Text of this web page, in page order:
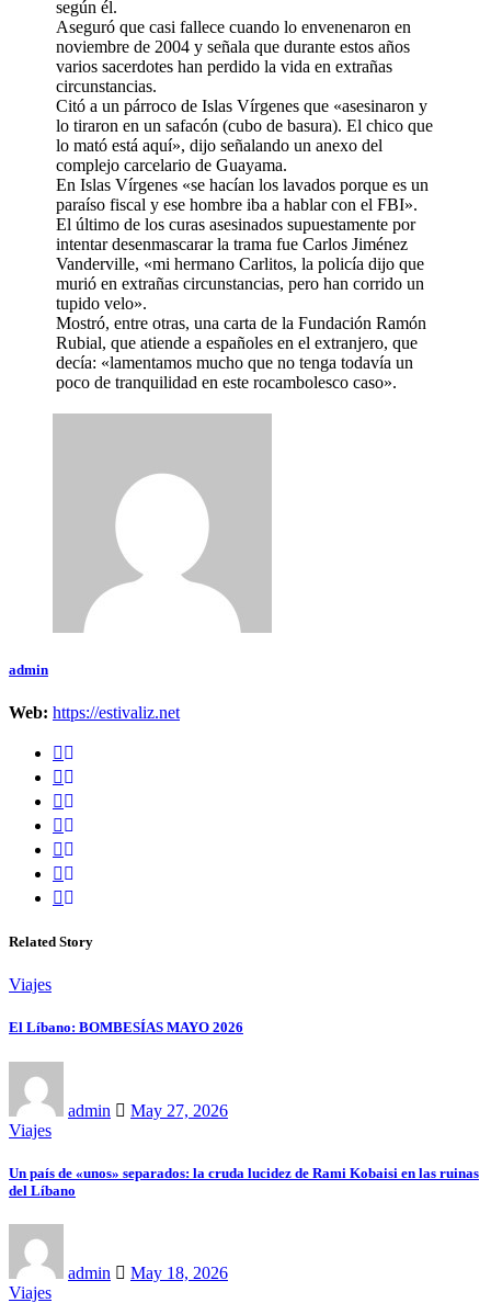
según él.
Aseguró que casi fallece cuando lo envenenaron en
noviembre de 2004 y señala que durante estos años
varios sacerdotes han perdido la vida en extrañas
circunstancias.
Citó a un párroco de Islas Vírgenes que «asesinaron y
lo tiraron en un safacón (cubo de basura). El chico que
lo mató está aquí», dijo señalando un anexo del
complejo carcelario de Guayama.
En Islas Vírgenes «se hacían los lavados porque es un
paraíso fiscal y ese hombre iba a hablar con el FBI».
El último de los curas asesinados supuestamente por
intentar desenmascarar la trama fue Carlos Jiménez
Vanderville, «mi hermano Carlitos, la policía dijo que
murió en extrañas circunstancias, pero han corrido un
tupido velo».
Mostró, entre otras, una carta de la Fundación Ramón
Rubial, que atiende a españoles en el extranjero, que
decía: «lamentamos mucho que no tenga todavía un
poco de tranquilidad en este rocambolesco caso».
admin
Web: https://estivaliz.net
Related Story
Viajes
El Líbano: BOMBESÍAS MAYO 2026
admin
May 27, 2026
Viajes
Un país de «unos» separados: la cruda lucidez de Rami Kobaisi en las ruinas
del Líbano
admin
May 18, 2026
Viajes